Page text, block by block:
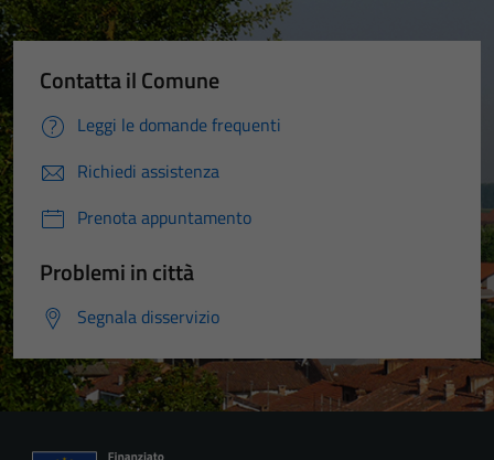
Contatta il Comune
Leggi le domande frequenti
Richiedi assistenza
Prenota appuntamento
Problemi in città
Segnala disservizio